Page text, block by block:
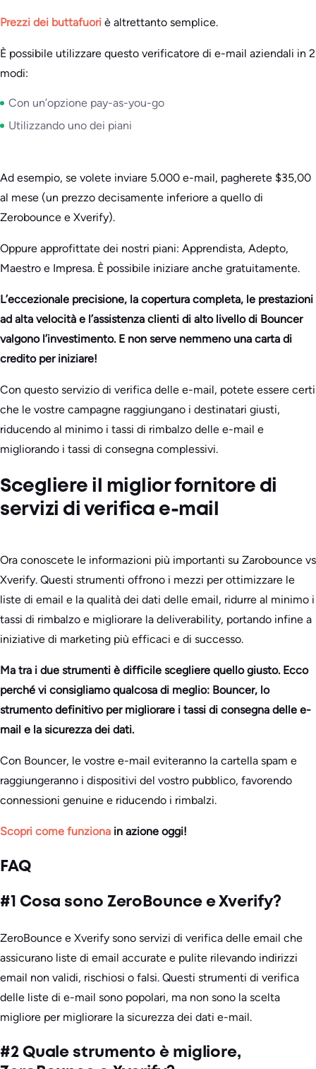
Prezzi dei buttafuori è altrettanto semplice.
È possibile utilizzare questo verificatore di e-mail aziendali in 2
modi:
Con un’opzione pay-as-you-go
Utilizzando uno dei piani
Ad esempio, se volete inviare 5.000 e-mail, pagherete $35,00
al mese (un prezzo decisamente inferiore a quello di
Zerobounce e Xverify).
Oppure approfittate dei nostri piani: Apprendista, Adepto,
Maestro e Impresa. È possibile iniziare anche gratuitamente.
L’eccezionale precisione, la copertura completa, le prestazioni
ad alta velocità e l’assistenza clienti di alto livello di Bouncer
valgono l’investimento. E non serve nemmeno una carta di
credito per iniziare!
Con questo servizio di verifica delle e-mail, potete essere certi
che le vostre campagne raggiungano i destinatari giusti,
riducendo al minimo i tassi di rimbalzo delle e-mail e
migliorando i tassi di consegna complessivi.
Scegliere il miglior fornitore di
servizi di verifica e-mail
Ora conoscete le informazioni più importanti su Zarobounce vs
Xverify. Questi strumenti offrono i mezzi per ottimizzare le
liste di email e la qualità dei dati delle email, ridurre al minimo i
tassi di rimbalzo e migliorare la deliverability, portando infine a
iniziative di marketing più efficaci e di successo.
Ma tra i due strumenti è difficile scegliere quello giusto. Ecco
perché vi consigliamo qualcosa di meglio: Bouncer, lo
strumento definitivo per migliorare i tassi di consegna delle e-
mail e la sicurezza dei dati.
Con Bouncer, le vostre e-mail eviteranno la cartella spam e
raggiungeranno i dispositivi del vostro pubblico, favorendo
connessioni genuine e riducendo i rimbalzi.
Scopri come funziona in azione oggi!
FAQ
#1 Cosa sono ZeroBounce e Xverify?
ZeroBounce e Xverify sono servizi di verifica delle email che
assicurano liste di email accurate e pulite rilevando indirizzi
email non validi, rischiosi o falsi. Questi strumenti di verifica
delle liste di e-mail sono popolari, ma non sono la scelta
migliore per migliorare la sicurezza dei dati e-mail.
#2 Quale strumento è migliore,